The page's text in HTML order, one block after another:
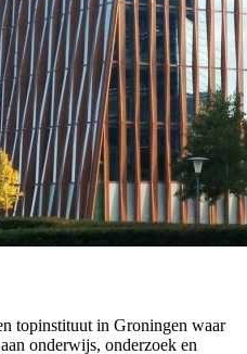
topinstituut in Groningen waar
onderwijs, onderzoek en